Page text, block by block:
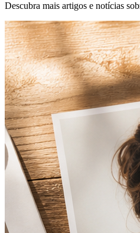
Descubra mais artigos e notícias